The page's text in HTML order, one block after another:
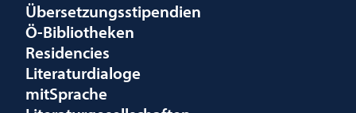
Übersetzungsstipendien
Ö-Bibliotheken
Residencies
Literaturdialoge
mitSprache